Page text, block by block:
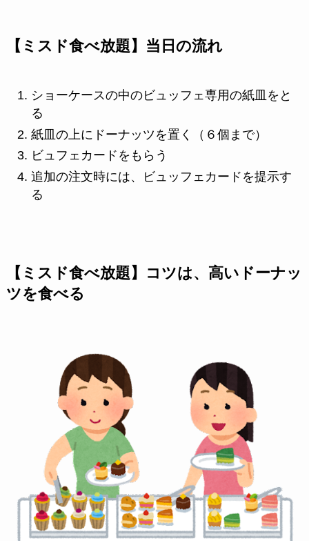
【ミスド食べ放題】当日の流れ
ショーケースの中のビュッフェ専用の紙皿をと
る
紙皿の上にドーナッツを置く（６個まで）
ビュフェカードをもらう
追加の注文時には、ビュッフェカードを提示す
る
【ミスド食べ放題】コツは、高いドーナッ
ツを食べる